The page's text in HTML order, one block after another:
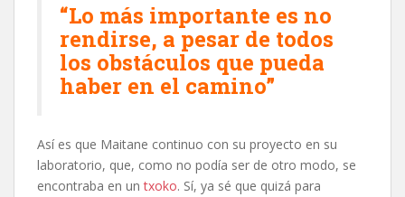
“Lo más importante es no
rendirse, a pesar de todos
los obstáculos que pueda
haber en el camino”
Así es que Maitane continuo con su proyecto en su
laboratorio, que, como no podía ser de otro modo, se
encontraba en untxoko. Sí, ya sé que quizá para